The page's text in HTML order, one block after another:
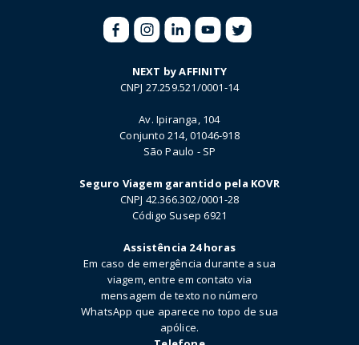
NEXT by AFFINITY
CNPJ 27.259.521/0001-14
Av. Ipiranga, 104
Conjunto 214, 01046-918
São Paulo - SP
Seguro Viagem garantido pela KOVR
CNPJ 42.366.302/0001-28
Código Susep 6921
Assistência 24 horas
Em caso de emergência durante a sua
viagem, entre em contato via
mensagem de texto no número
WhatsApp que aparece no topo de sua
apólice.